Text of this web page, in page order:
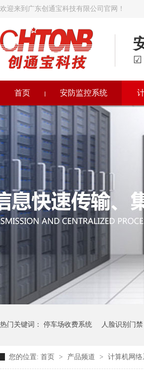
欢迎来到广东创通宝科技有限公司官网！
☑
首页 安防监控系统
热门关键词： 停车场收费系统 人脸识别门禁
您的位置: 首页 > 产品频道 > 计算机网络